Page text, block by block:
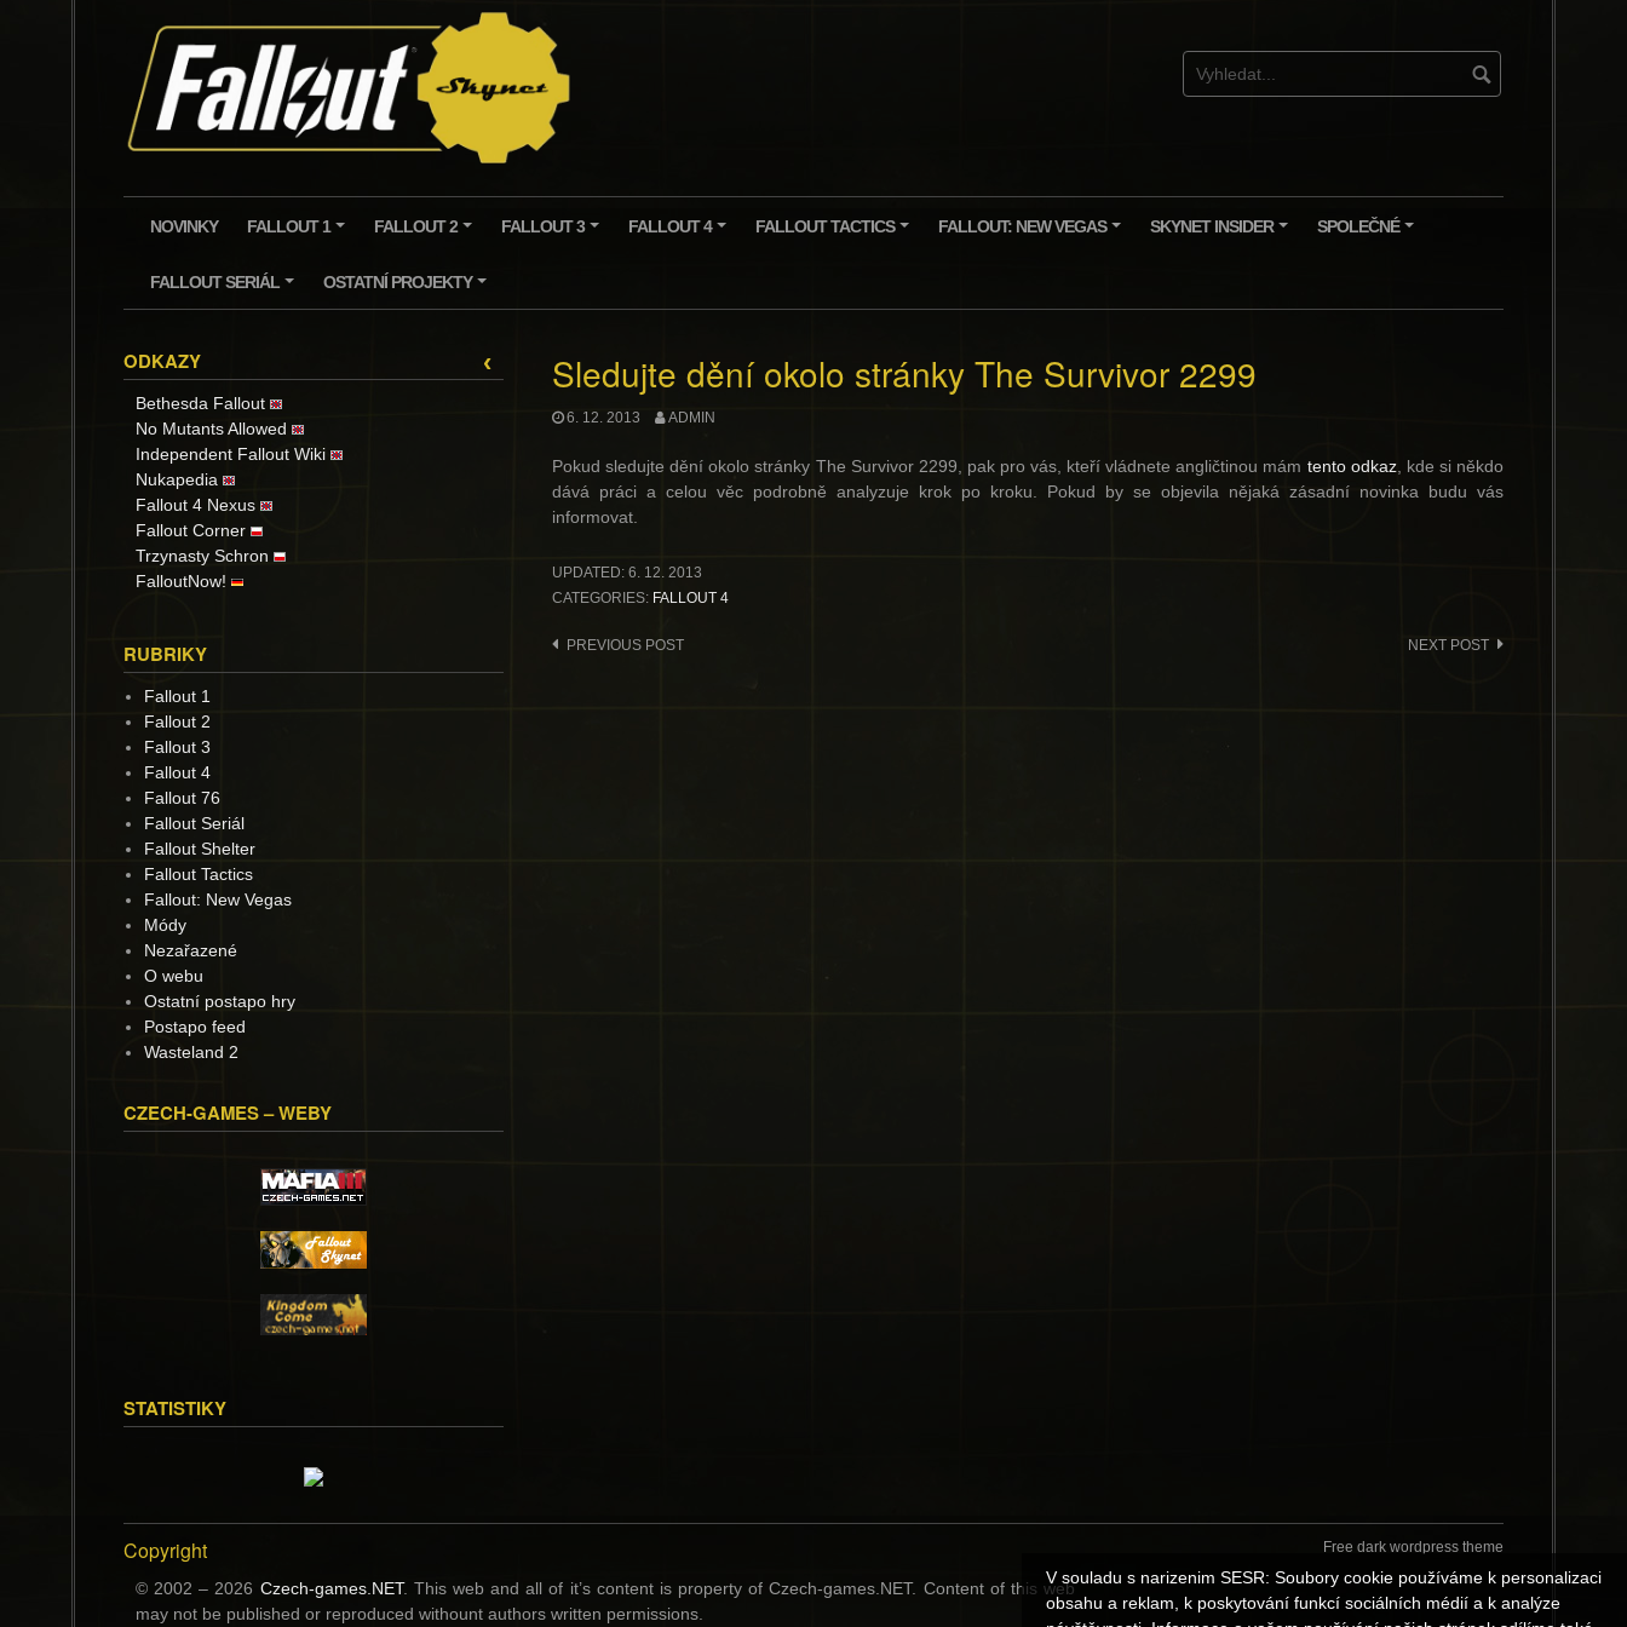
NOVINKY FALLOUT 1 FALLOUT 2 FALLOUT 3 FALLOUT 4 FALLOUT TACTICS FALLOUT: NEW VEGAS SKYNET INSIDER SPOLEČNÉ
+
FALLOUT SERIÁL
+
OSTATNÍ PROJEKTY
Sledujte dění okolo stránky The Survivor 2299
6. 12. 2013 ADMIN
Pokud sledujte dění okolo stránky The Survivor 2299, pak pro vás, kteří vládnete angličtinou mám tento odkaz, kde si někdo
dává práci a celou věc podrobně analyzuje krok po kroku. Pokud by se objevila nějaká zásadní novinka budu vás
informovat.
UPDATED: 6. 12. 2013
CATEGORIES: FALLOUT 4
Post
PREVIOUS POST NEXT POST
‹
ODKAZY
Bethesda Fallout
No Mutants Allowed
Independent Fallout Wiki
Nukapedia
Fallout 4 Nexus
Fallout Corner
Trzynasty Schron
FalloutNow!
RUBRIKY
Fallout 1
Fallout 2
Fallout 3
Fallout 4
Fallout 76
Fallout Seriál
Fallout Shelter
Fallout Tactics
Fallout: New Vegas
Módy
Nezařazené
O webu
Ostatní postapo hry
Postapo feed
Wasteland 2
CZECH-GAMES – WEBY
STATISTIKY
Copyright
© 2002 – 2026 Czech-games.NET. This web and all of it’s content is property of Czech-games.NET. Content of this web
may not be published or reproduced withount authors written permissions.
Free dark wordpress theme
V souladu s narizenim SESR: Soubory cookie používáme k personalizaci
obsahu a reklam, k poskytování funkcí sociálních médií a k analýze